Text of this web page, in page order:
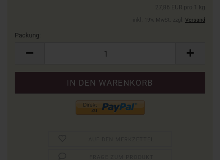
27,86 EUR pro 1 kg
inkl. 19% MwSt. zzgl. Versand
Packung: